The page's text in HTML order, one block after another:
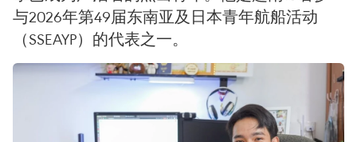
与2026年第49届东南亚及日本青年航船活动
（SSEAYP）的代表之一。